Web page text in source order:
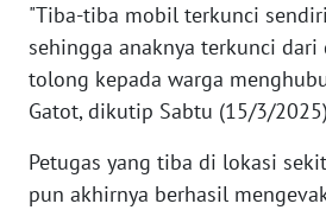
"Tiba-tiba mobil terkunci
sehingga anaknya terkunci
tolong kepada warga
Gatot, dikutip Sabtu (15/3/
Petugas yang tiba di lokasi
pun akhirnya berhasil
PAPUA
BARAT
RIAU
WN